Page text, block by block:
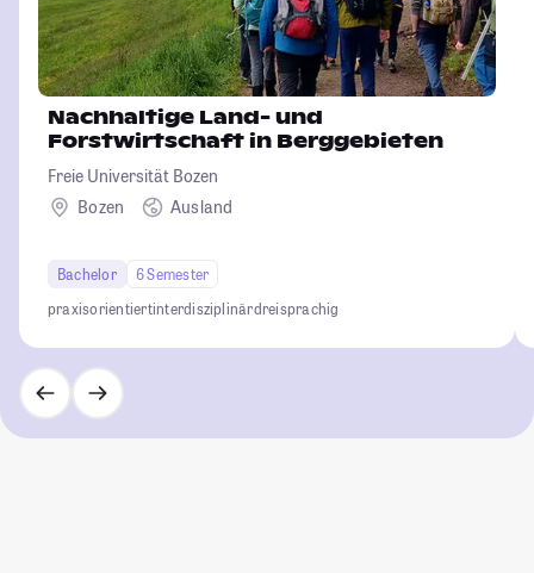
Nachhaltige Land- und
Forstwirtschaft in Berggebieten
Freie Universität Bozen
Bozen
Ausland
Bachelor
6 Semester
praxisorientiertinterdisziplinärdreisprachig